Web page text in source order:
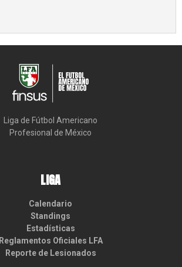
Liga de Fútbol Americano
Profesional de México
LIGA
Calendario
Standings
Estadísticas
Reglamentos Oficiales LFA
Reporte de Lesionados